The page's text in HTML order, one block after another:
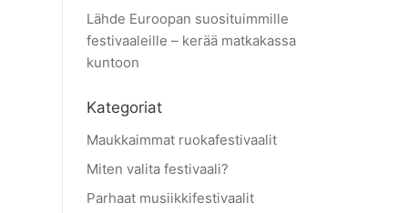
Lähde Euroopan suosituimmille
festivaaleille – kerää matkakassa
kuntoon
Kategoriat
Maukkaimmat ruokafestivaalit
Miten valita festivaali?
Parhaat musiikkifestivaalit